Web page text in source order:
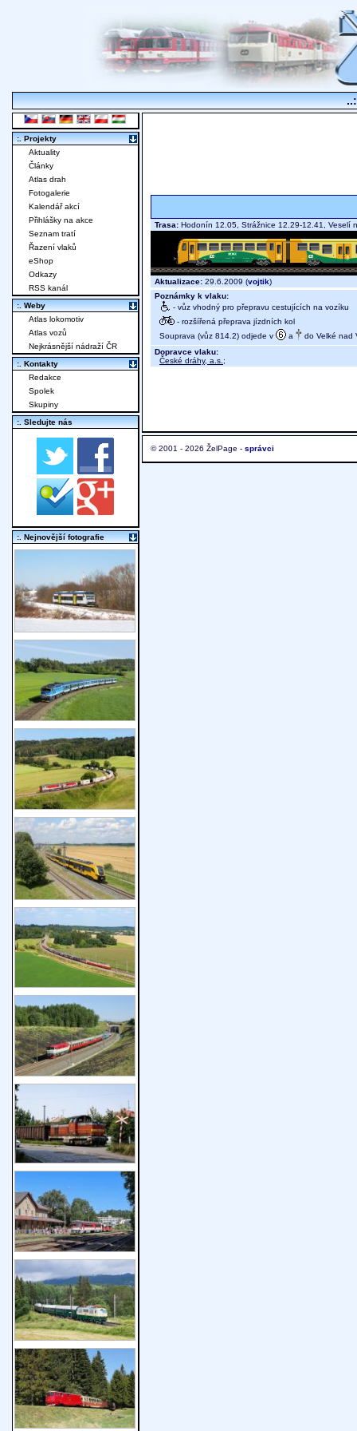
Trasa: Hodonín 12.05, Strážnice 12.29-12.41,
Aktualizace: 29.6.2009 (vojtik)
Poznámky k vlaku:
- vůz vhodný pro přepravu cestujících na vozíku
- rozšířená přeprava jízdních kol
Souprava (vůz 814.2) odjede v
a
do Velké nad
Dopravce vlaku:
České dráhy, a.s. ;
© 2001 - 2026 ŽelPage - správci
:. Projekty
Aktuality
Články
Atlas drah
Fotogalerie
Kalendář akcí
Přihlášky na akce
Seznam tratí
Řazení vlaků
eShop
Odkazy
RSS kanál
:. Weby
Atlas lokomotiv
Atlas vozů
Nejkrásnější nádraží ČR
:. Kontakty
Redakce
Spolek
Skupiny
:. Sledujte nás
:. Nejnovější fotografie